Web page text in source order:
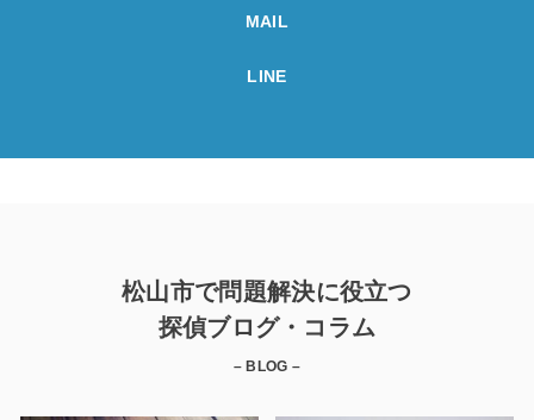
MAIL
LINE
松山市で問題解決に役立つ
探偵ブログ・コラム
– BLOG –